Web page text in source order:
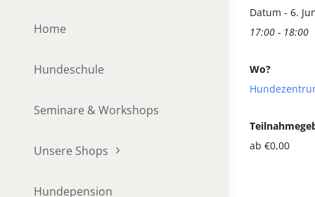
Home
Hundeschule
Seminare & Workshops
Unsere Shops
Hundepension
Datum - 6.
17:00 - 18:00
Wo?
ab €0,00